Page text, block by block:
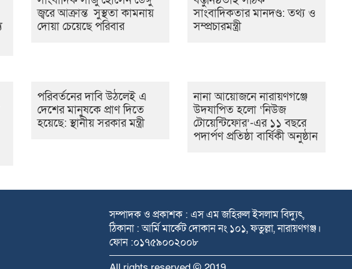
জ্বরে আক্রান্ত সুস্থতা কামনায়
দোয়া চেয়েছে পরিবার
সাংবাদিকতার মানদণ্ড: তথ্য ও
সম্প্রচারমন্ত্রী
পরিবর্তনের দাবি উঠলেই এ
দেশের মানুষকে প্রাণ দিতে
হয়েছে: স্থানীয় সরকার মন্ত্রী
নানা আয়োজনে নারায়ণগঞ্জে
উদযাপিত হলো ‘নিউজ
টোয়েন্টিফোর’-এর ১১ বছরে
পদার্পণ প্রতিষ্ঠা বার্ষিকী অনুষ্ঠান
সম্পাদক ও প্রকাশক : এস এম জহিরুল ইসলাম বিদ্যুৎ,
ঠিকানা : আর্মি মার্কেট দোকান নং ১০১, ফতুল্লা, নারায়ণগঞ্জ।
ফোন :০১৭৫৯০০২০০৮